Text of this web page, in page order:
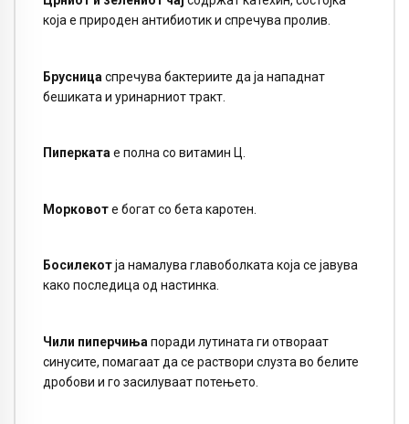
која е природен антибиотик и спречува пролив.
Брусница спречува бактериите да ја нападнат
бешиката и уринарниот тракт.
Пиперката е полна со витамин Ц.
Морковоте богат со бета каротен.
Босилекотја намалува главоболката која се јавува
како последица од настинка.
Чили пиперчиња поради лутината ги отвораат
синусите, помагаат да се раствори слузта во белите
дробови и го засилуваат потењето.